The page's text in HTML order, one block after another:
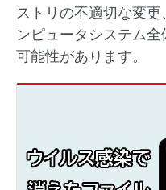
ストリの不適切な変
ンピュータシステム
可能性があります。